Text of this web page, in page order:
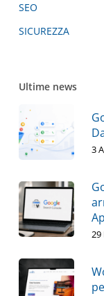
SEO
SICUREZZA
Ultime news
3
29